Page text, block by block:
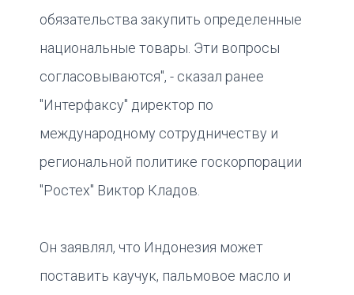
обязательства закупить определенные
национальные товары. Эти вопросы
согласовываются", - сказал ранее
"Интерфаксу" директор по
международному сотрудничеству и
региональной политике госкорпорации
"Ростех" Виктор Кладов.
Он заявлял, что Индонезия может
поставить каучук, пальмовое масло и